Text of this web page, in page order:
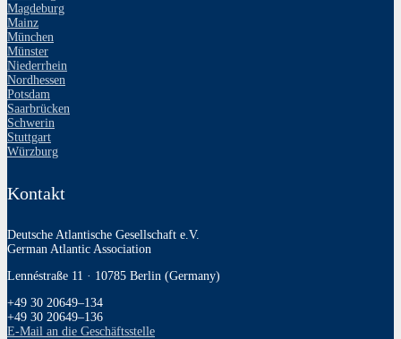
Magdeburg
Mainz
München
Münster
Niederrhein
Nordhessen
Potsdam
Saarbrücken
Schwerin
Stuttgart
Würzburg
Kontakt
Deutsche Atlantische Gesellschaft e.V.
German Atlantic Association
Lennéstraße 11 · 10785 Berlin (Germany)
+49 30 20649–134
+49 30 20649–136
E‑Mail an die Geschäftsstelle